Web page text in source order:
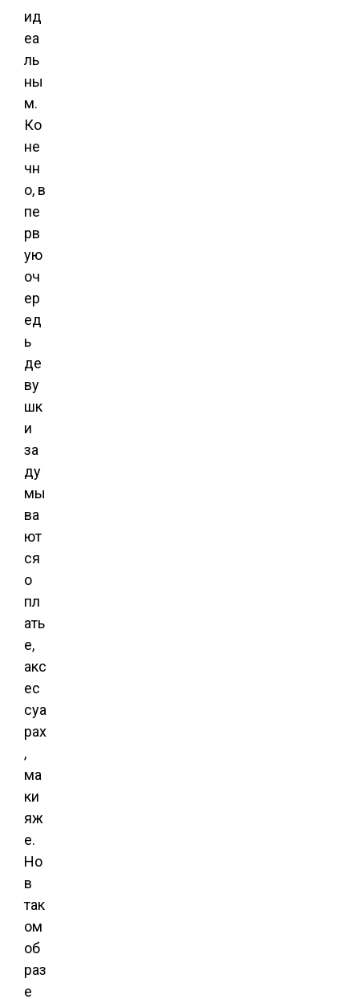
ид
еа
ль
ны
м.
Ко
не
чн
о, в
пе
рв
ую
оч
ер
ед
ь
де
ву
шк
и
за
ду
мы
ва
ют
ся
о
пл
ать
е,
акс
ес
суа
рах
,
ма
ки
яж
е.
Но
в
так
ом
об
раз
е